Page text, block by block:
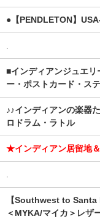
●【PENDLETON】
.
■インディアンジュエリ
ー・ポストカード・ス
♪♪インディアンの楽器
ロドラム・ラトル
★インディアン居留地
.
【Southwest to Santa
＜MYKA/マイカ＞レザ